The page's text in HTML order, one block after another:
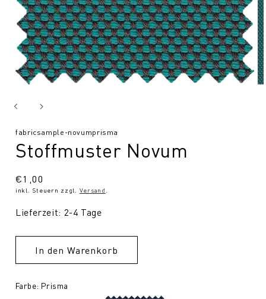
SKU:
fabricsample-novumprisma
Stoffmuster Novum
Normaler
Preis
€1,00
inkl. Steuern zzgl. Versand
Lieferzeit: 2-4 Tage
In den Warenkorb
Farbe: Prisma